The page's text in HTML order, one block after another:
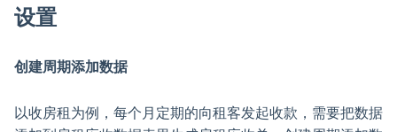
设置
创建周期添加数据
以收房租为例，每个月定期的向租客发起收款，需要把数据